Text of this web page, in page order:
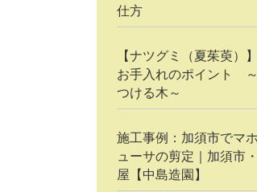
仕方
【ナツグミ（夏茱萸）
お手入れのポイント
つける木～
施工事例：加須市でマ
ューサの剪定｜加須市
屋【中島造園】